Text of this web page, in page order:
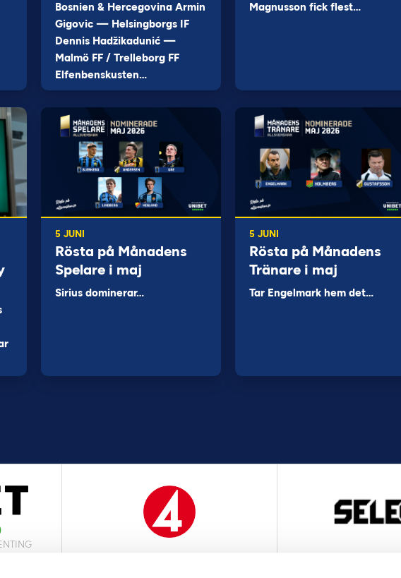
Bosnien & Hercegovina Armin
Gigovic — Helsingborgs IF
Dennis Hadžikadunić —
Malmö FF / Trelleborg FF
Elfenbenskusten…
Magnusson fick flest…
5 JUNI
Rösta på Månadens
Spelare i maj
Sirius dominerar…
5 JUNI
Rösta på Månadens
Tränare i maj
Tar Engelmark hem det…